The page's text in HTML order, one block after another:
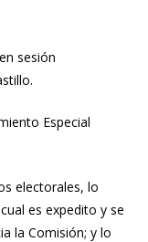
sesión
Especial
electorales, lo
es expedito y se
la Comisión; y lo